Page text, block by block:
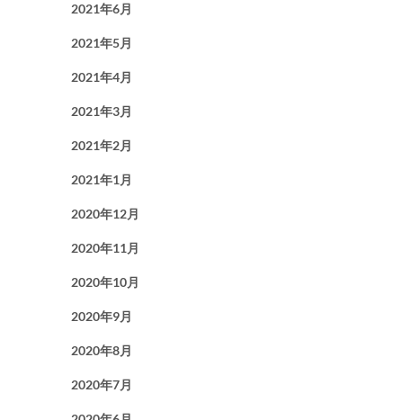
2021年6月
2021年5月
2021年4月
2021年3月
2021年2月
2021年1月
2020年12月
2020年11月
2020年10月
2020年9月
2020年8月
2020年7月